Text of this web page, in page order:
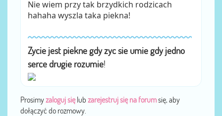
Nie wiem przy tak brzydkich rodzicach
hahaha wyszla taka piekna!
Zycie jest piekne gdy zyc sie umie gdy jedno
serce drugie rozumie!
Prosimyzaloguj sięlub zarejestruj się na forumsię, aby
dołączyć do rozmowy.